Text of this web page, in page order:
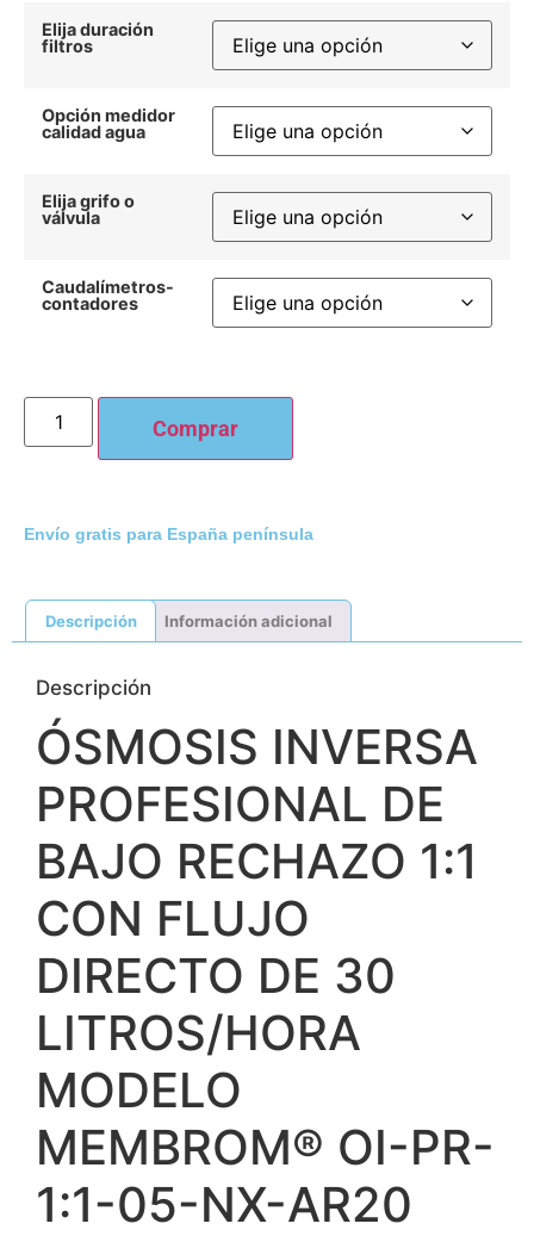
Elija duración
filtros
Opción medidor
calidad agua
Elija grifo o
válvula
Caudalímetros-
contadores
Comprar
Envío gratis para España península
Descripción Información adicional
Descripción
ÓSMOSIS INVERSA
PROFESIONAL DE
BAJO RECHAZO 1:1
CON FLUJO
DIRECTO DE 30
LITROS/HORA
MODELO
MEMBROM® OI-PR-
1:1-05-NX-AR20